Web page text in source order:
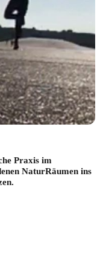
Praxis im
NaturRäumen ins